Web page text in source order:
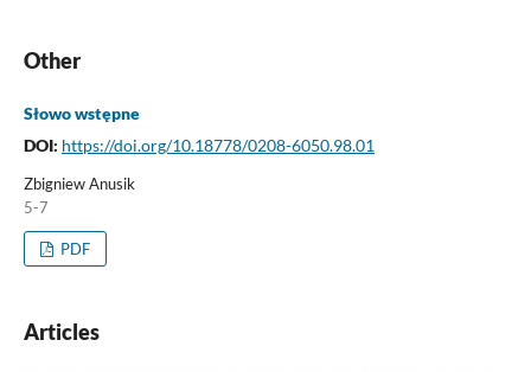
Other
Słowo wstępne
DOI: https://doi.org/10.18778/0208-6050.98.01
Zbigniew Anusik
5-7
PDF
Articles